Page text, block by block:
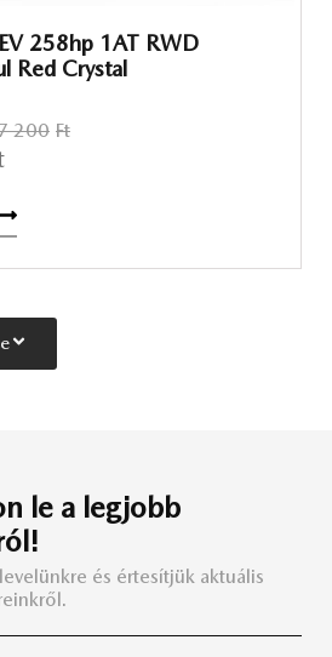
258hp 1AT RWD
Red Crystal
200 Ft
le a legjobb
és értesítjük aktuális